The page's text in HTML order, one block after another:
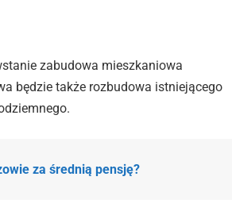
zabudowa mieszkaniowa
będzie także rozbudowa istniejącego
za średnią pensję?